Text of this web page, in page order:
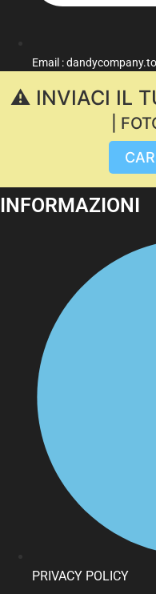
Email :
⚠️ INVIACI IL
|
INFORMAZIONI
PRIVACY POLICY